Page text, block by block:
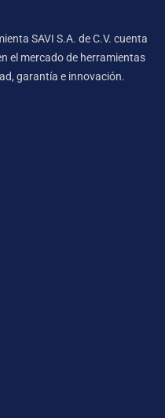
SAVI S.A. de C.V. cuenta
el mercado de herramientas
garantía e innovación.